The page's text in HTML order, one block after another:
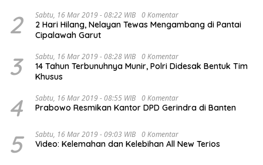
2 Sabtu, 16 Mar 2019 - 08:22 WIB 0 Komentar
2 Hari Hilang, Nelayan Tewas Mengambang di Pantai
Cipalawah Garut
3 Sabtu, 16 Mar 2019 - 08:28 WIB 0 Komentar
14 Tahun Terbunuhnya Munir, Polri Didesak Bentuk Tim
Khusus
4 Sabtu, 16 Mar 2019 - 08:55 WIB 0 Komentar
Prabowo Resmikan Kantor DPD Gerindra di Banten
5 Sabtu, 16 Mar 2019 - 09:03 WIB 0 Komentar
Video: Kelemahan dan Kelebihan All New Terios